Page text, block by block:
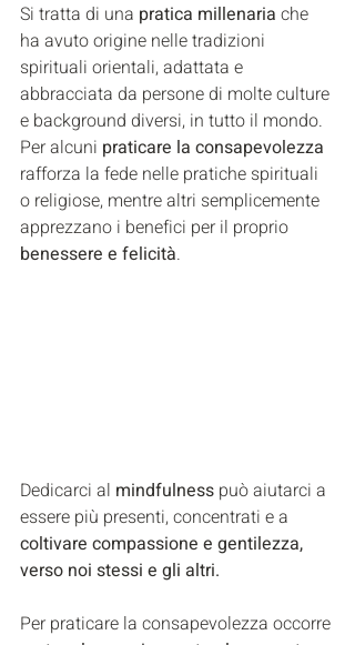
Si tratta di una pratica millenaria che
ha avuto origine nelle tradizioni
spirituali orientali, adattata e
abbracciata da persone di molte culture
e background diversi, in tutto il mondo.
Per alcuni praticare la consapevolezza
rafforza la fede nelle pratiche spirituali
o religiose, mentre altri semplicemente
apprezzano i benefici per il proprio
benessere e felicità.
Dedicarci al mindfulness può aiutarci a
essere più presenti, concentrati e a
coltivare compassione e gentilezza,
verso noi stessi e gli altri.
Per praticare la consapevolezza occorre